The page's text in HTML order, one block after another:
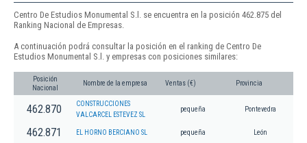
Centro De Estudios Monumental S.l. se encuentra en la posición 462.875 del
Ranking Nacional de Empresas.
A continuación podrá consultar la posición en el ranking de Centro De
Estudios Monumental S.l. y empresas con posiciones similares:
Posición
Nacional
Nombre de la empresa Ventas (€) Provincia
462.870
CONSTRUCCIONES
VALCARCEL ESTEVEZ SL
pequeña Pontevedra
462.871 EL HORNO BERCIANO SL pequeña León